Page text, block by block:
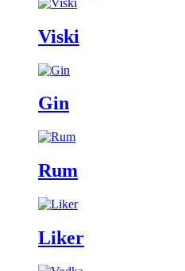
Viski
Gin
Rum
Liker